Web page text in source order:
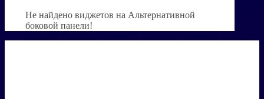
Не найдено виджетов на Альтернативной
боковой панели!